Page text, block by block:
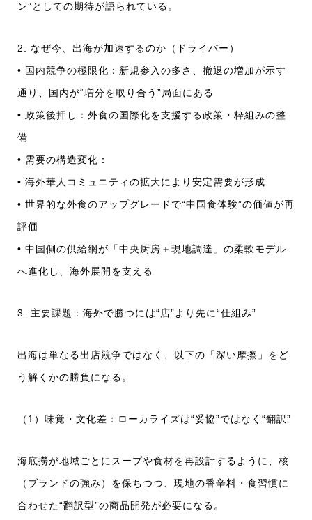
ン”としての期待が語られている。
2. なぜ今、出海が加速するのか（ドライバー）
• 国内競争の極限化：新規参入の多さ、撤退の増加が示す
通り、国内が“増分を取り合う”局面にある
• 政策後押し：外食の国際化を支援する政策・枠組みの整
備
• 需要の構造変化：
• 海外華人コミュニティの拡大により安定需要が形成
• 世界的な外食のアップグレードで“中国食体験”の価値が再
評価
• 中国側の供給網が「中央厨房＋現地調達」の柔軟モデル
へ進化し、海外展開を支える
3. 主要課題：海外で勝つには“店”より先に“仕組み”
出海は単なる出店競争ではなく、以下の「深い摩擦」をど
う解くかの勝負になる。
（1）味覚・文化差：ローカライズは“妥協”ではなく“翻訳”
海底撈が地域ごとにスープや食材を再設計するように、核
（ブランドの強み）を保ちつつ、現地の香辛料・食習慣に
合わせた“翻訳型”の商品開発が必要になる。